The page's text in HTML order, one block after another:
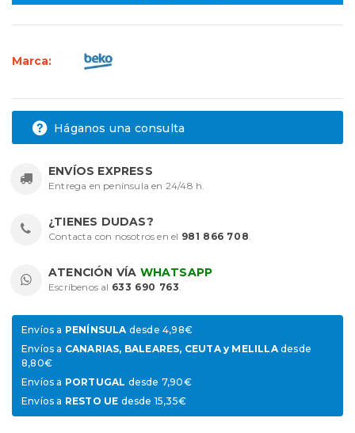
Marca:
Háganos una consulta
ENVÍOS EXPRESS
Entrega en península en 24/48 h.
¿TIENES DUDAS?
Contacta con nosotros en el 981 866 708.
ATENCIÓN VÍA WHATSAPP
Escríbenos al 633 690 763.
Envíos a PENÍNSULAdesde 4,98€
Envíos a CANARIAS, BALEARES, CEUTA y MELILLAdesde
8,80€
Envíos a PORTUGAL desde 7,90€
Envíos a RESTO UE desde 15,35€